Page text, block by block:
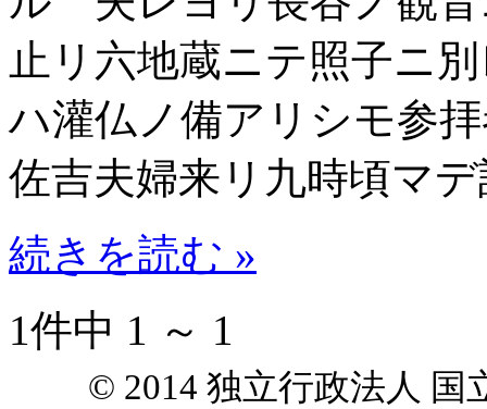
止リ六地蔵ニテ照子ニ
ハ灌仏ノ備アリシモ参
佐吉夫婦来リ九時頃マ
続きを読む »
1件中 1 ～ 1
© 2014 独立行政法人 国